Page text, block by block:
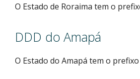
O Estado de Roraima tem o
DDD do Amapá
O Estado do Amapá tem o prefixo